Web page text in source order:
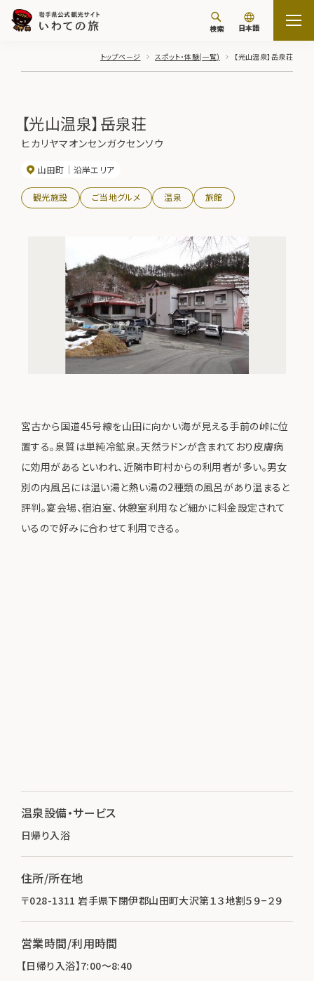
検索 日本語
トップページ スポット・体験(一覧) 【光山温泉】岳泉荘
【光山温泉】岳泉荘
ヒカリヤマオンセンガクセンソウ
山田町 沿岸エリア
観光施設 ご当地グルメ 温泉 旅館
宮古から国道45号線を山田に向かい海が見える手前の峠に位
置する。泉質は単純冷鉱泉。天然ラドンが含まれており皮膚病
に効用があるといわれ、近隣市町村からの利用者が多い。男女
別の内風呂には温い湯と熱い湯の2種類の風呂があり温まると
評判。宴会場、宿泊室、休憩室利用など細かに料金設定されて
いるので好みに合わせて利用できる。
温泉設備・サービス
日帰り入浴
住所/所在地
〒028-1311 岩手県下閉伊郡山田町大沢第１３地割５９−２９
営業時間/利用時間
【日帰り入浴】7:00～8:40